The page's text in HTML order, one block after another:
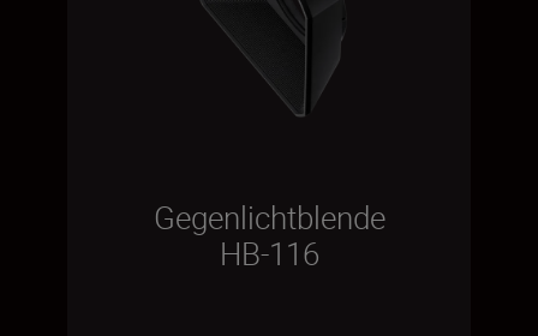
Gegenlichtblende
HB-116